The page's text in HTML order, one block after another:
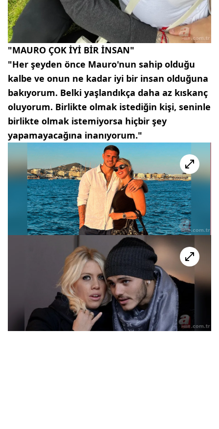
"MAURO ÇOK İYİ BİR İNSAN"
"Her şeyden önce Mauro'nun sahip olduğu
kalbe ve onun ne kadar iyi bir insan olduğuna
bakıyorum. Belki yaşlandıkça daha az kıskanç
oluyorum. Birlikte olmak istediğin kişi, seninle
birlikte olmak istemiyorsa hiçbir şey
yapamayacağına inanıyorum."